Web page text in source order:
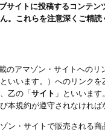
イトに投稿するコンテ
。これらを注意深くご精読
のアマゾン・サイトへのリ
といいます。）へのリンク
乙の「サイト 」といいま
本規約が遵守されなければ
ン・サイトで販売される